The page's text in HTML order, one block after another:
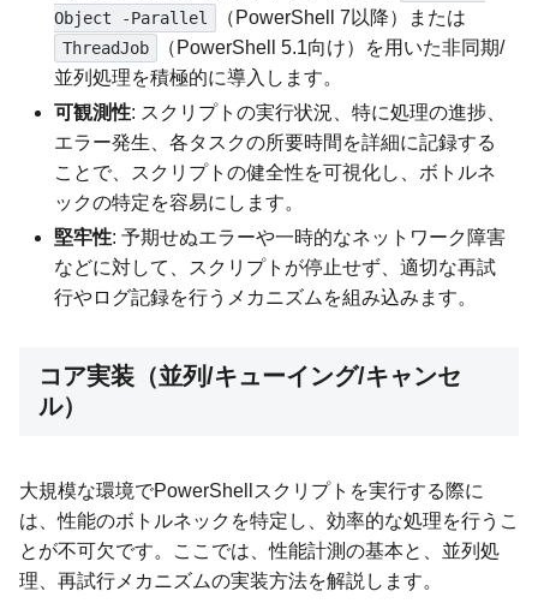
Object -Parallel
（PowerShell 7以降）または
ThreadJob
（PowerShell 5.1向け）を用いた非同期/
並列処理を積極的に導入します。
可観測性: スクリプトの実行状況、特に処理の進捗、
エラー発生、各タスクの所要時間を詳細に記録する
ことで、スクリプトの健全性を可視化し、ボトルネ
ックの特定を容易にします。
堅牢性: 予期せぬエラーや一時的なネットワーク障害
などに対して、スクリプトが停止せず、適切な再試
行やログ記録を行うメカニズムを組み込みます。
コア実装（並列/キューイング/キャンセ
ル）
大規模な環境でPowerShellスクリプトを実行する際に
は、性能のボトルネックを特定し、効率的な処理を行うこ
とが不可欠です。ここでは、性能計測の基本と、並列処
理、再試行メカニズムの実装方法を解説します。